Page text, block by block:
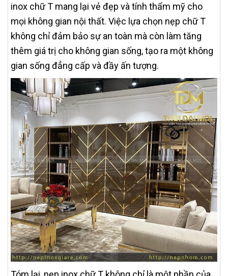
inox chữ T mang lại vẻ đẹp và tính thẩm mỹ cho
mọi không gian nội thất. Việc lựa chọn nẹp chữ T
không chỉ đảm bảo sự an toàn mà còn làm tăng
thêm giá trị cho không gian sống, tạo ra một không
gian sống đẳng cấp và đầy ấn tượng.